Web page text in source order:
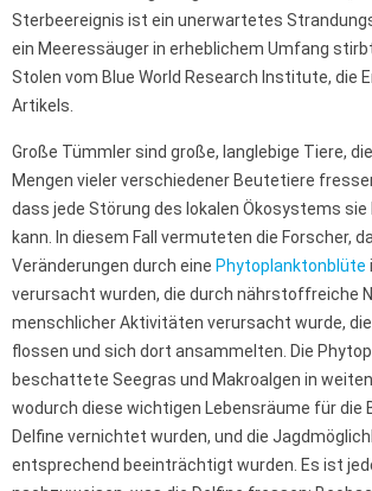
Sterbeereignis ist ein unerwartetes
ein Meeressäuger in erheblichem Umfang
Stolen vom Blue World Research Institute, die
Artikels.
Große Tümmler sind große, langlebige Tiere,
Mengen vieler verschiedener Beutetiere
dass jede Störung des lokalen Ökosystems
kann. In diesem Fall vermuteten die Forscher,
Veränderungen durch eine Phytoplanktonblüte
verursacht wurden, die durch nährstoffreiche
menschlicher Aktivitäten verursacht wurde, die
flossen und sich dort ansammelten. Die
beschattete Seegras und Makroalgen in
wodurch diese wichtigen Lebensräume für die
Delfine vernichtet wurden, und die
entsprechend beeinträchtigt wurden. Es ist